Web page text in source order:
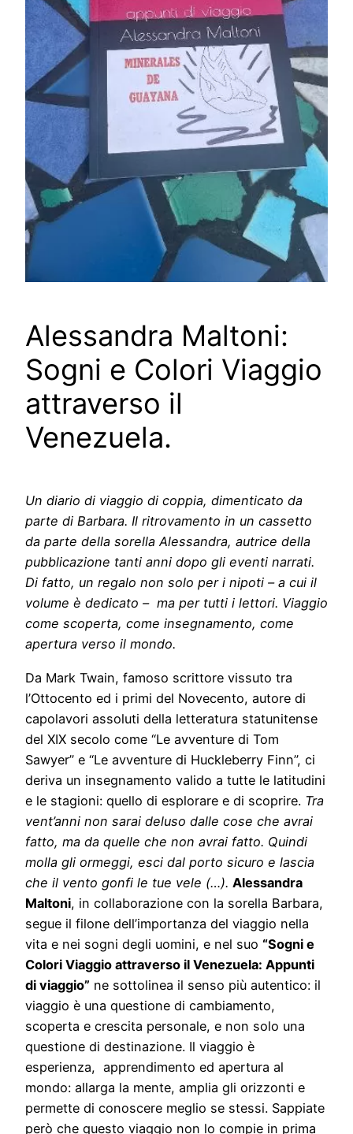
Alessandra Maltoni:
Sogni e Colori Viaggio
attraverso il
Venezuela.
Un diario di viaggio di coppia, dimenticato da
parte di Barbara. Il ritrovamento in un cassetto
da parte della sorella Alessandra, autrice della
pubblicazione tanti anni dopo gli eventi narrati.
Di fatto, un regalo non solo per i nipoti – a cui il
volume è dedicato – ma per tutti i lettori. Viaggio
come scoperta, come insegnamento, come
apertura verso il mondo.
Da Mark Twain, famoso scrittore vissuto tra
l’Ottocento ed i primi del Novecento, autore di
capolavori assoluti della letteratura statunitense
del XIX secolo come “Le avventure di Tom
Sawyer” e “Le avventure di Huckleberry Finn”, ci
deriva un insegnamento valido a tutte le latitudini
e le stagioni: quello di esplorare e di scoprire. Tra
vent’anni non sarai deluso dalle cose che avrai
fatto, ma da quelle che non avrai fatto. Quindi
molla gli ormeggi, esci dal porto sicuro e lascia
che il vento gonfi le tue vele (…). Alessandra
Maltoni, in collaborazione con la sorella Barbara,
segue il filone dell’importanza del viaggio nella
vita e nei sogni degli uomini, e nel suo “Sogni e
Colori Viaggio attraverso il Venezuela: Appunti
di viaggio” ne sottolinea il senso più autentico: il
viaggio è una questione di cambiamento,
scoperta e crescita personale, e non solo una
questione di destinazione. Il viaggio è
esperienza, apprendimento ed apertura al
mondo: allarga la mente, amplia gli orizzonti e
permette di conoscere meglio se stessi. Sappiate
però che questo viaggio non lo compie in prima